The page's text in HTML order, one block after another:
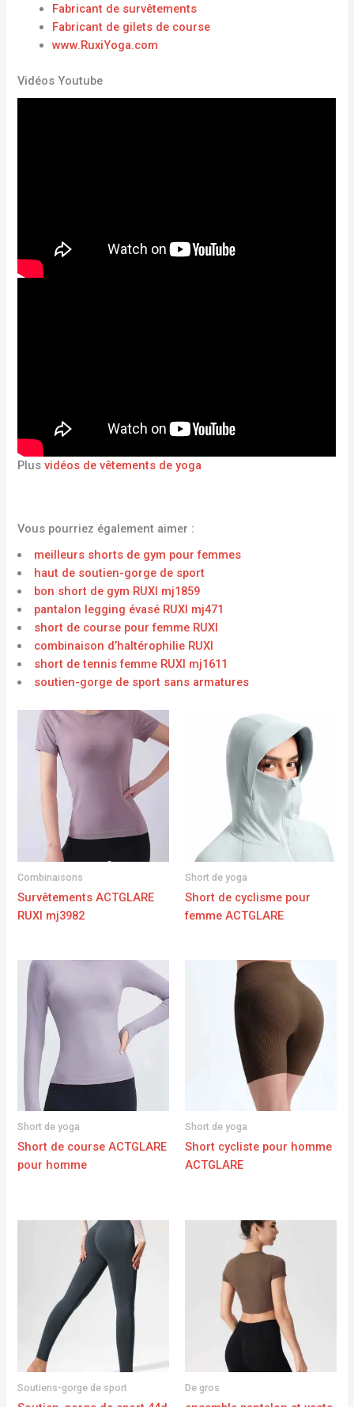
Fabricant de survêtements
Fabricant de gilets de course
www.RuxiYoga.com
Vidéos Youtube
Plusvidéos de vêtements de yoga
Vous pourriez également aimer :
meilleurs shorts de gym pour femmes
haut de soutien-gorge de sport
bon short de gym RUXI mj1859
pantalon legging évasé RUXI mj471
short de course pour femme RUXI
combinaison d’haltérophilie RUXI
short de tennis femme RUXI mj1611
soutien-gorge de sport sans armatures
Combinaisons
Survêtements ACTGLARE
RUXI mj3982
Short de yoga
Short de cyclisme pour
femme ACTGLARE
Short de yoga
Short de course ACTGLARE
pour homme
Short de yoga
Short cycliste pour homme
ACTGLARE
Soutiens-gorge de sport De gros